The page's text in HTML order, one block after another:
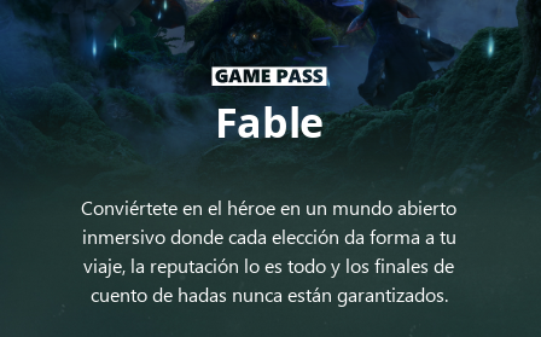
Fable
Conviértete en el héroe en un mundo abierto
inmersivo donde cada elección da forma a tu
viaje, la reputación lo es todo y los finales de
cuento de hadas nunca están garantizados.